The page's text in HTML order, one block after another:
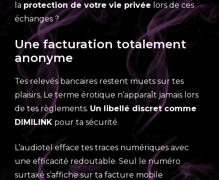
la protection de votre vie privée lors de ces
échanges ?
Une facturation totalement
anonyme
Tes relevés bancaires restent muets sur tes
plaisirs. Le terme érotique n’apparaît jamais lors
de tes règlements. Un libellé discret comme
DIMILINK pour ta sécurité.
L’audiotel efface tes traces numériques avec
une efficacité redoutable. Seul le numéro
surtaxé s’affiche sur ta facture mobile